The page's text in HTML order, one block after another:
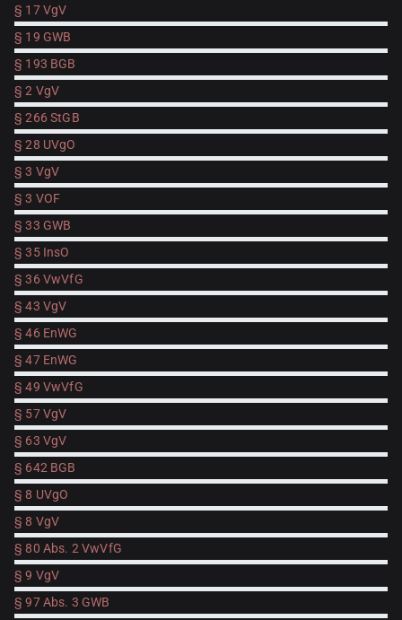
§ 17 VgV
§ 19 GWB
§ 193 BGB
§ 2 VgV
§ 266 StGB
§ 28 UVgO
§ 3 VgV
§ 3 VOF
§ 33 GWB
§ 35 InsO
§ 36 VwVfG
§ 43 VgV
§ 46 EnWG
§ 47 EnWG
§ 49 VwVfG
§ 57 VgV
§ 63 VgV
§ 642 BGB
§ 8 UVgO
§ 8 VgV
§ 80 Abs. 2 VwVfG
§ 9 VgV
§ 97 Abs. 3 GWB